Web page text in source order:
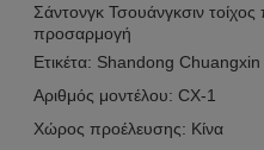
Σάντονγκ Τσουάνγκσιν
προσαρμογή
Ετικέτα: Shandong Chuangxin
Αριθμός μοντέλου: CX-1
Χώρος προέλευσης: Κίνα